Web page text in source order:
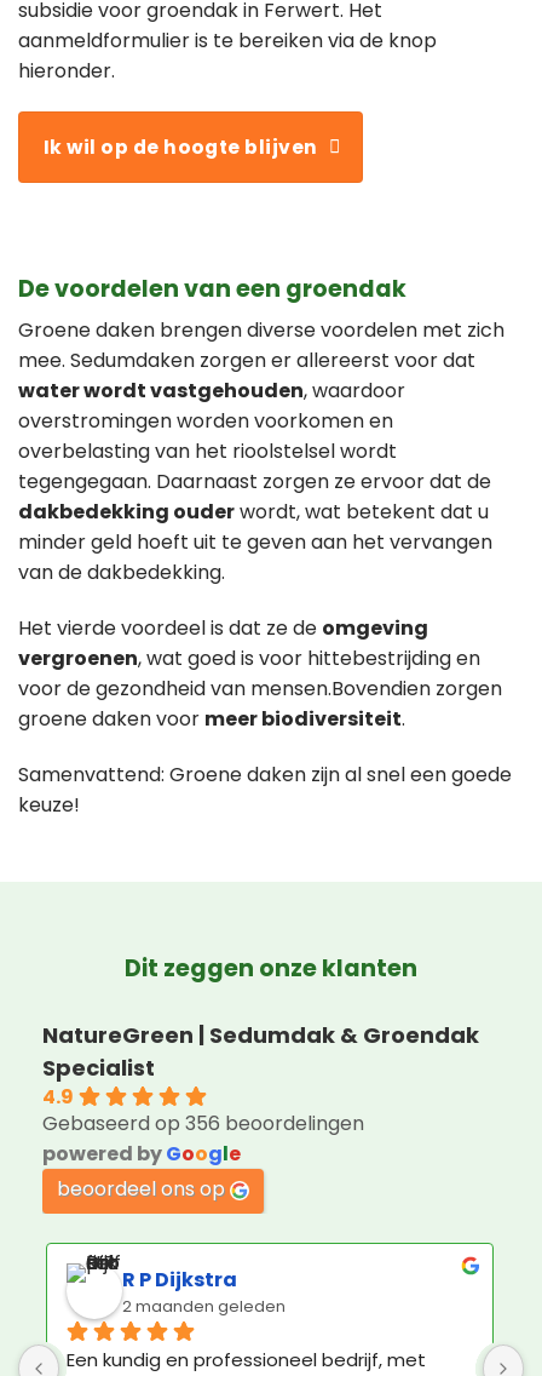
subsidie voor groendak in Ferwert. Het
aanmeldformulier is te bereiken via de knop
hieronder.
Ik wil op de hoogte blijven
De voordelen van een groendak
Groene daken brengen diverse voordelen met zich
mee. Sedumdaken zorgen er allereerst voor dat
water wordt vastgehouden, waardoor
overstromingen worden voorkomen en
overbelasting van het rioolstelsel wordt
tegengegaan. Daarnaast zorgen ze ervoor dat de
dakbedekking ouderwordt, wat betekent dat u
minder geld hoeft uit te geven aan het vervangen
van de dakbedekking.
Het vierde voordeel is dat ze de omgeving
vergroenen, wat goed is voor hittebestrijding en
voor de gezondheid van mensen.Bovendien zorgen
groene daken voor meer biodiversiteit.
Samenvattend: Groene daken zijn al snel een goede
keuze!
Dit zeggen onze klanten
NatureGreen | Sedumdak & Groendak
Specialist
4.9
Gebaseerd op 356 beoordelingen
powered byGoogle
beoordeel ons op
Jorin Hoogenboom
3 maanden geleden
Geweldige service en ruim voldoende